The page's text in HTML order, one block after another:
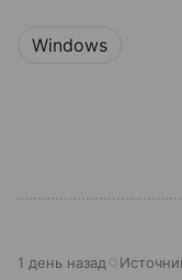
Windows
1 день назад